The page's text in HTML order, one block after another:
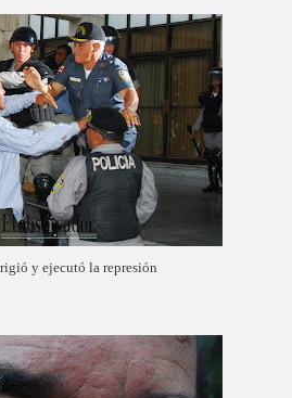
y ejecutó la represión